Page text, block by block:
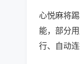
心悦麻将
能，部分
行、自动